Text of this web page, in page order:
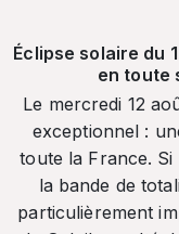
Éclipse solaire du
en toute
Le mercredi 12
exceptionnel :
toute la France.
la bande de
particulièrement